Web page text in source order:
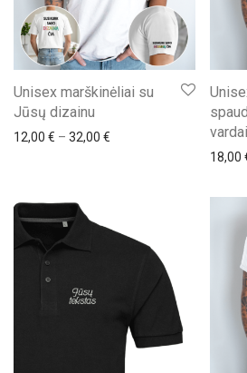
Unisex marškinėliai su
Jūsų dizainu
12,00 € – 32,00 € Price range: 12,00 €
18,00